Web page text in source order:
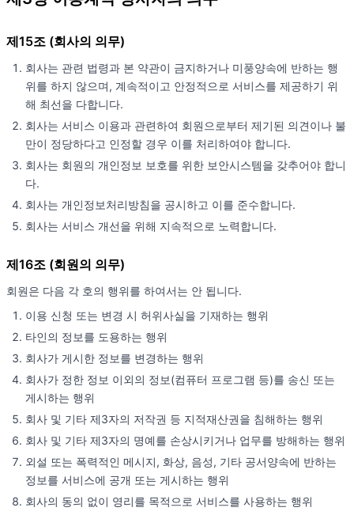
제15조 (회사의 의무)
회사는 관련 법령과 본 약관이 금지하거나 미풍양속에 반하는 행
위를 하지 않으며, 계속적이고 안정적으로 서비스를 제공하기 위
해 최선을 다합니다.
회사는 서비스 이용과 관련하여 회원으로부터 제기된 의견이나 불
만이 정당하다고 인정할 경우 이를 처리하여야 합니다.
회사는 회원의 개인정보 보호를 위한 보안시스템을 갖추어야 합니
다.
회사는 개인정보처리방침을 공시하고 이를 준수합니다.
회사는 서비스 개선을 위해 지속적으로 노력합니다.
제16조 (회원의 의무)
회원은 다음 각 호의 행위를 하여서는 안 됩니다.
이용 신청 또는 변경 시 허위사실을 기재하는 행위
타인의 정보를 도용하는 행위
회사가 게시한 정보를 변경하는 행위
회사가 정한 정보 이외의 정보(컴퓨터 프로그램 등)를 송신 또는
게시하는 행위
회사 및 기타 제3자의 저작권 등 지적재산권을 침해하는 행위
회사 및 기타 제3자의 명예를 손상시키거나 업무를 방해하는 행위
외설 또는 폭력적인 메시지, 화상, 음성, 기타 공서양속에 반하는
정보를 서비스에 공개 또는 게시하는 행위
회사의 동의 없이 영리를 목적으로 서비스를 사용하는 행위